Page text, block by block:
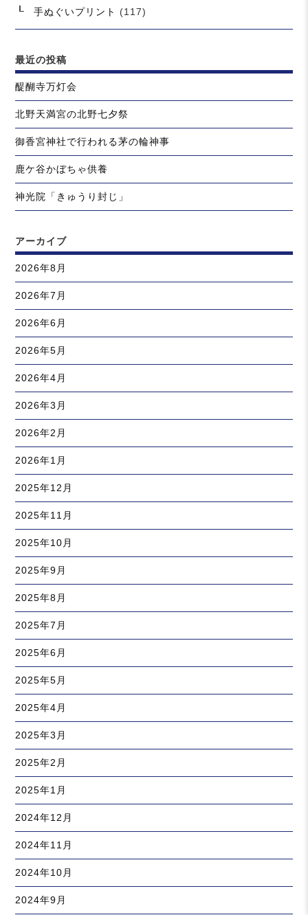
手ぬぐいプリント (117)
最近の投稿
醍醐寺万灯会
北野天満宮の北野七夕祭
御香宮神社で行われる茅の輪神事
鹿ケ谷かぼちゃ供養
神光院「きゅうり封じ」
アーカイブ
2026年8月
2026年7月
2026年6月
2026年5月
2026年4月
2026年3月
2026年2月
2026年1月
2025年12月
2025年11月
2025年10月
2025年9月
2025年8月
2025年7月
2025年6月
2025年5月
2025年4月
2025年3月
2025年2月
2025年1月
2024年12月
2024年11月
2024年10月
2024年9月